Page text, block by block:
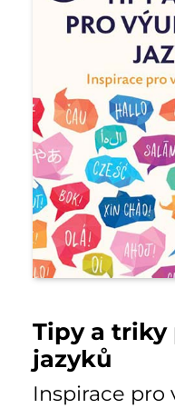
Tipy a triky
jazyků
Inspirace pro